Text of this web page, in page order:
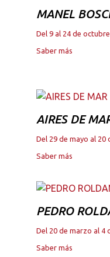
MANEL
Del 9 al 24 de
Saber más
AIRES DE
Del 29 de mayo al 20
Saber más
PEDRO
Del 20 de marzo al 4
Saber más